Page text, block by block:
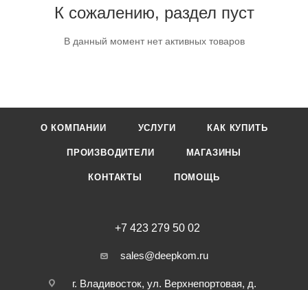
К сожалению, раздел пуст
В данный момент нет активных товаров
О КОМПАНИИ УСЛУГИ КАК КУПИТЬ
ПРОИЗВОДИТЕЛИ МАГАЗИНЫ
КОНТАКТЫ ПОМОЩЬ
+7 423 279 50 02
sales@deepkom.ru
г. Владивосток, ул. Верхнепортовая, д.